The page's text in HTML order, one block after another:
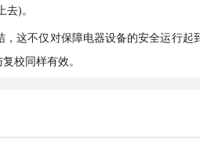
)。
这不仅对保障电器设备的安全运行起
校同样有效。